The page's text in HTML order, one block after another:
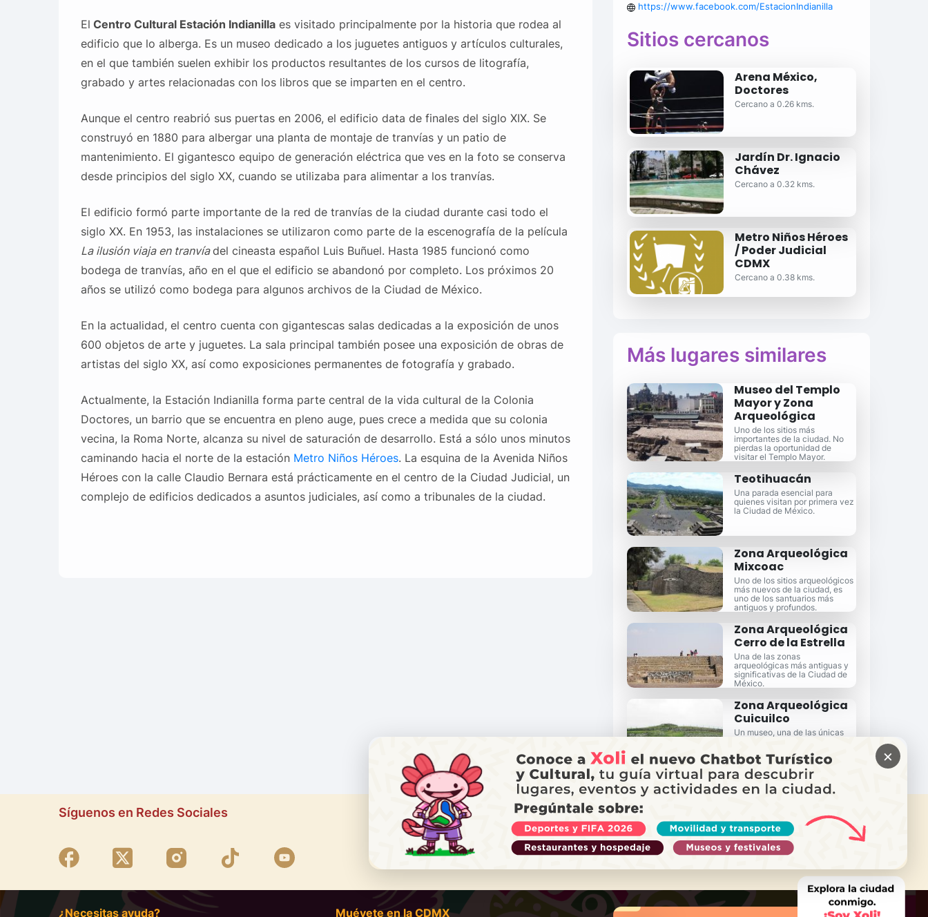
El Centro Cultural Estación Indianillaes visitado principalmente por la historia que rodea al
edificio que lo alberga. Es un museo dedicado a los juguetes antiguos y artículos culturales,
en el que también suelen exhibir los productos resultantes de los cursos de litografía,
grabado y artes relacionadas con los libros que se imparten en el centro.
Aunque el centro reabrió sus puertas en 2006, el edificio data de finales del siglo XIX. Se
construyó en 1880 para albergar una planta de montaje de tranvías y un patio de
mantenimiento. El gigantesco equipo de generación eléctrica que ves en la foto se conserva
desde principios del siglo XX, cuando se utilizaba para alimentar a los tranvías.
El edificio formó parte importante de la red de tranvías de la ciudad durante casi todo el
siglo XX. En 1953, las instalaciones se utilizaron como parte de la escenografía de la película
La ilusión viaja en tranvíadel cineasta español Luis Buñuel. Hasta 1985 funcionó como
bodega de tranvías, año en el que el edificio se abandonó por completo. Los próximos 20
años se utilizó como bodega para algunos archivos de la Ciudad de México.
En la actualidad, el centro cuenta con gigantescas salas dedicadas a la exposición de unos
600 objetos de arte y juguetes. La sala principal también posee una exposición de obras de
artistas del siglo XX, así como exposiciones permanentes de fotografía y grabado.
Actualmente, la Estación Indianilla forma parte central de la vida cultural de la Colonia
Doctores, un barrio que se encuentra en pleno auge, pues crece a medida que su colonia
vecina, la Roma Norte, alcanza su nivel de saturación de desarrollo. Está a sólo unos minutos
caminando hacia el norte de la estación Metro Niños Héroes. La esquina de la Avenida Niños
Héroes con la calle Claudio Bernara está prácticamente en el centro de la Ciudad Judicial, un
complejo de edificios dedicados a asuntos judiciales, así como a tribunales de la ciudad.
https://www.facebook.com/EstacionIndianilla
Sitios cercanos
Arena México,
Doctores
Cercano a 0.26 kms.
Jardín Dr. Ignacio
Chávez
Cercano a 0.32 kms.
Metro Niños Héroes
/ Poder Judicial
CDMX
Cercano a 0.38 kms.
Más lugares similares
Museo del Templo
Mayor y Zona
Arqueológica
Uno de los sitios más
importantes de la ciudad. No
pierdas la oportunidad de
visitar el Templo Mayor.
Teotihuacán
Una parada esencial para
quienes visitan por primera vez
la Ciudad de México.
Zona Arqueológica
Mixcoac
Uno de los sitios arqueológicos
más nuevos de la ciudad, es
uno de los santuarios más
antiguos y profundos.
Zona Arqueológica
Cerro de la Estrella
Una de las zonas
arqueológicas más antiguas y
significativas de la Ciudad de
México.
Zona Arqueológica
Cuicuilco
Un museo, una de las únicas
una historia profunda y
extensa, Cuicuilco es un sitio
imperdible.
Síguenos en Redes Sociales
¿NECESITAS AYUDA?
Llama a Locatel
¿Necesitas ayuda? Muévete en la CDMX
×